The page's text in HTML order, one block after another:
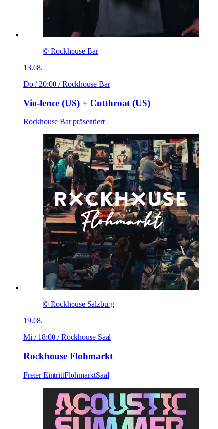
© Rockhouse Bar
13.08.
Do / 20:00 / Rockhouse Bar
Vio-lence (US) + Cutthroat (US)
Rockhouse Bar präsentiert
© Rockhouse Salzburg
19.08.
Mi / 18:00 / Rockhouse Saal
Rockhouse Flohmarkt
Freier EintrittFlohmarktSaal